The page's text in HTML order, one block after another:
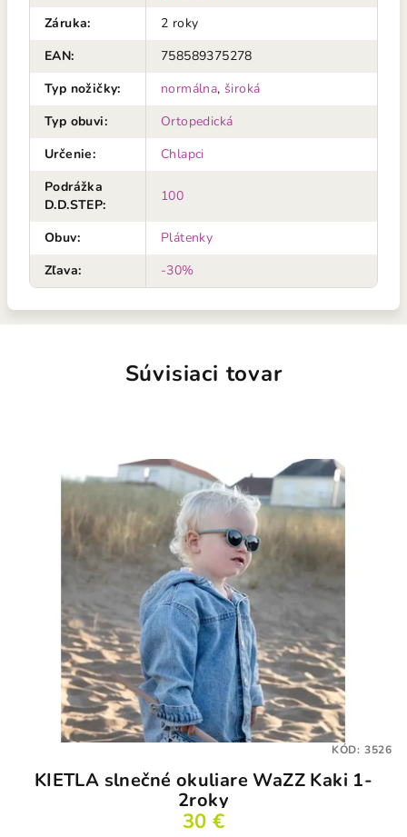
Záruka:
2 roky
EAN:
758589375278
Typ nožičky: normálna, široká
Typ obuvi:
Ortopedická
Určenie:
Chlapci
Podrážka
D.D.STEP:
100
Obuv:
Plátenky
Zľava: -30%
Súvisiaci tovar
KIETLA slnečné okuliare WaZZ Kaki 1-
2roky
30 €
KÓD: 3526